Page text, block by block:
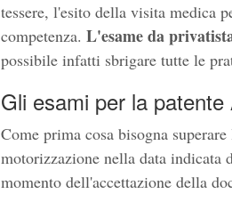
tessere, l'esito della visita medica
competenza. L'esame da
possibile infatti sbrigare tutte le
Gli esami per la patente
Come prima cosa bisogna
motorizzazione nella data indicata
momento dell'accettazione della